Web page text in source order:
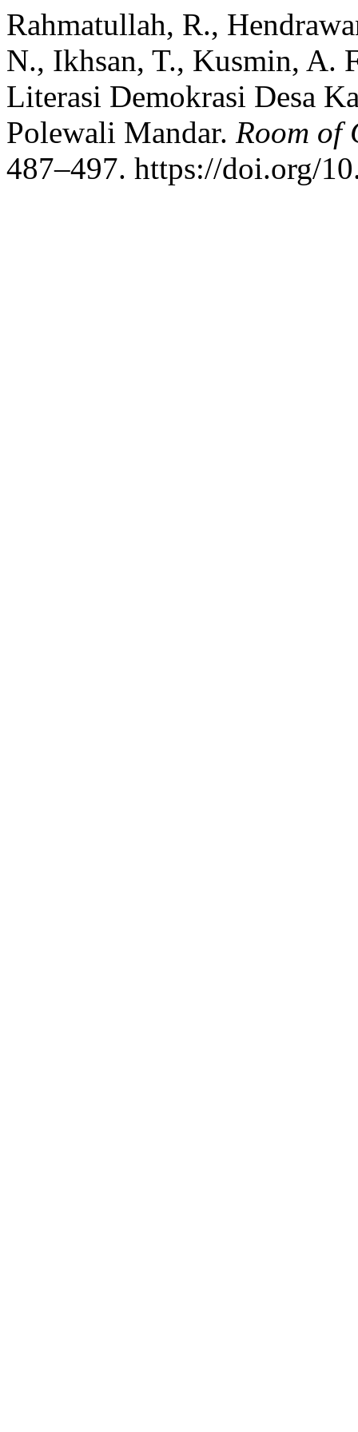
Rahmatullah, R.,
N., Ikhsan, T., Kusmin, A.
Literasi Demokrasi Desa
Polewali Mandar. Room of
487–497. https://doi.org/